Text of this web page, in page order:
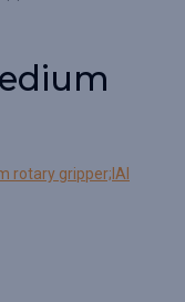
rotary gripper;IAI